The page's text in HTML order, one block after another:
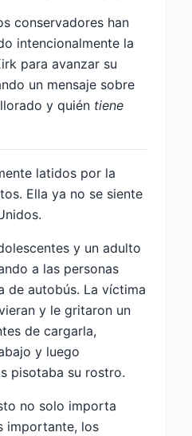
conservadores han
intencionalmente la
para avanzar su
un mensaje sobre
y quién tiene
latidos por la
Ella ya no se siente
y un adulto
a las personas
de autobús. La víctima
y le gritaron un
de cargarla,
y luego
pisotaba su rostro.
no solo importa
importante, los